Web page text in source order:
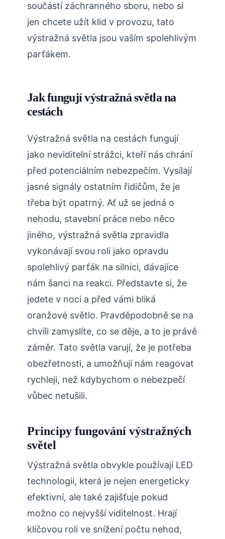
součástí záchranného sboru, nebo si
jen chcete užít klid v provozu, tato
výstražná světla jsou vaším spolehlivým
parťákem.
Jak fungují výstražná světla na
cestách
Výstražná světla na cestách fungují
jako neviditelní strážci, kteří nás chrání
před potenciálním nebezpečím. Vysílají
jasné signály ostatním řidičům, že je
třeba být opatrný. Ať už se jedná o
nehodu, stavební práce nebo něco
jiného, výstražná světla zpravidla
vykonávají svou roli jako opravdu
spolehlivý parťák na silnici, dávajíce
nám šanci na reakci. Představte si, že
jedete v noci a před vámi bliká
oranžové světlo. Pravděpodobně se na
chvíli zamyslíte, co se děje, a to je právě
záměr. Tato světla varují, že je potřeba
obezřetnosti, a umožňují nám reagovat
rychleji, než kdybychom o nebezpečí
vůbec netušili.
Principy fungování výstražných
světel
Výstražná světla obvykle používají LED
technologii, která je nejen energeticky
efektivní, ale také zajišťuje pokud
možno co nejvyšší viditelnost. Hrají
klíčovou roli ve snížení počtu nehod,